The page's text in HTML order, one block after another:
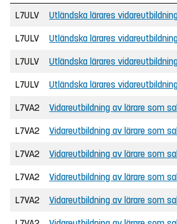
L7ULV
Utländska lärares
L7ULV Utländska lärares
L7ULV Utländska lärares
L7ULV Utländska lärares
L7VA2 Vidareutbildning av lärare som
L7VA2 Vidareutbildning av lärare som
L7VA2 Vidareutbildning av lärare som
L7VA2 Vidareutbildning av lärare som
L7VA2 Vidareutbildning av lärare som